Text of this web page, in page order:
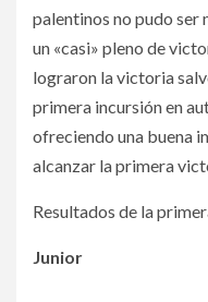
palentinos no pudo ser
un «casi» pleno de
lograron la victoria
primera incursión en
ofreciendo una buena
alcanzar la primera
Resultados de la
Junior